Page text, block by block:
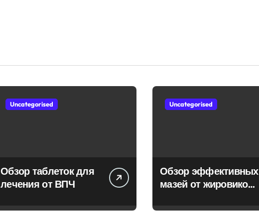
Uncategorised
Обзор таблеток для
лечения от ВПЧ
Uncategorised
Обзор эффективных
мазей от жировиков
эффектом